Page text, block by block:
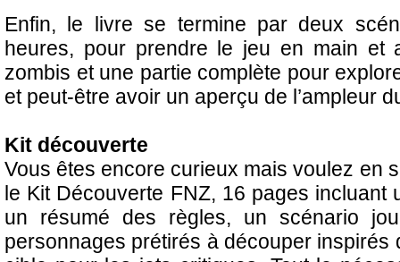
Enfin, le livre se termine par deux
heures, pour prendre le jeu en main et
zombis et une partie complète pour
et peut-être avoir un aperçu de l’ampleur
Kit découverte
Vous êtes encore curieux mais voulez en
le Kit Découverte FNZ, 16 pages incluant
un résumé des règles, un scénario
personnages prétirés à découper inspirés